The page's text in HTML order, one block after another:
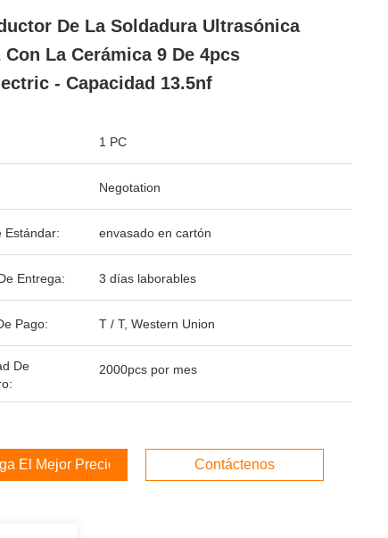
De La Soldadura Ultrasónica
Con La Cerámica 9 De 4pcs
- Capacidad 13.5nf
1 PC
Negotation
Estándar: envasado en cartón
Entrega: 3 días laborables
Pago: T / T, Western Union
De
2000pcs por mes
El Mejor Precio Contáctenos